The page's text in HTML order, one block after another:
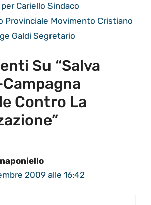
Cariello Sindaco
Provinciale Movimento Cristiano
Galdi Segretario
Su “Salva
Contro La
2009 alle 16:42